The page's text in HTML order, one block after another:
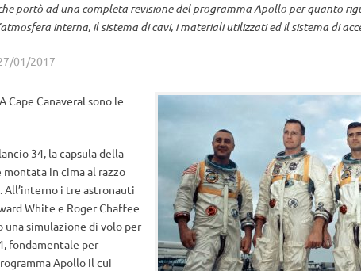
portò ad una completa revisione del programma Apollo per quanto
interna, il sistema di cavi, i materiali utilizzati ed il sistema di
01/2017
Cape Canaveral sono le
34, la capsula della
montata in cima al razzo
All’interno i tre astronauti
White e Roger Chaffee
una simulazione di volo per
fondamentale per
Apollo il cui